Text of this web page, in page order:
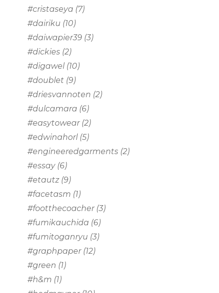
#cristaseya (7)
#dairiku (10)
#daiwapier39 (3)
#dickies (2)
#digawel (10)
#doublet (9)
#driesvannoten (2)
#dulcamara (6)
#easytowear(2)
#edwinahorl (5)
#engineeredgarments (2)
#essay(6)
#etautz (9)
#facetasm (1)
#footthecoacher(3)
#fumikauchida (6)
#fumitoganryu (3)
#graphpaper(12)
#green (1)
#h&m (1)